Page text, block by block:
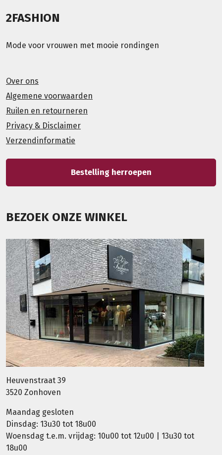
2FASHION
Mode voor vrouwen met mooie rondingen
Over ons
Algemene voorwaarden
Ruilen en retourneren
Privacy & Disclaimer
Verzendinformatie
Bestelling herroepen
BEZOEK ONZE WINKEL
Heuvenstraat 39
3520 Zonhoven
Maandag gesloten
Dinsdag: 13u30 tot 18u00
Woensdag t.e.m. vrijdag: 10u00 tot 12u00 | 13u30 tot
18u00